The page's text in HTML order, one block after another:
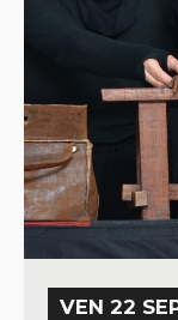
VEN 22